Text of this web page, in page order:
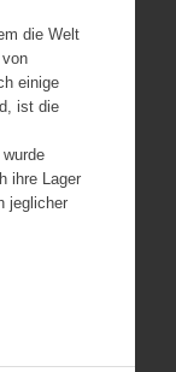
die Welt
einige
ist die
ihre Lager
jeglicher